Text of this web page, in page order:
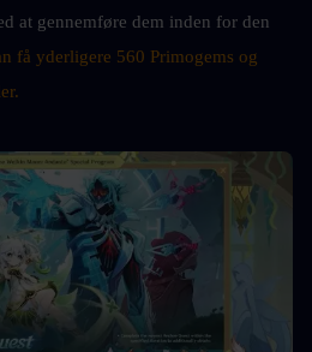
at gennemføre dem inden for den
få yderligere 560 Primogems og